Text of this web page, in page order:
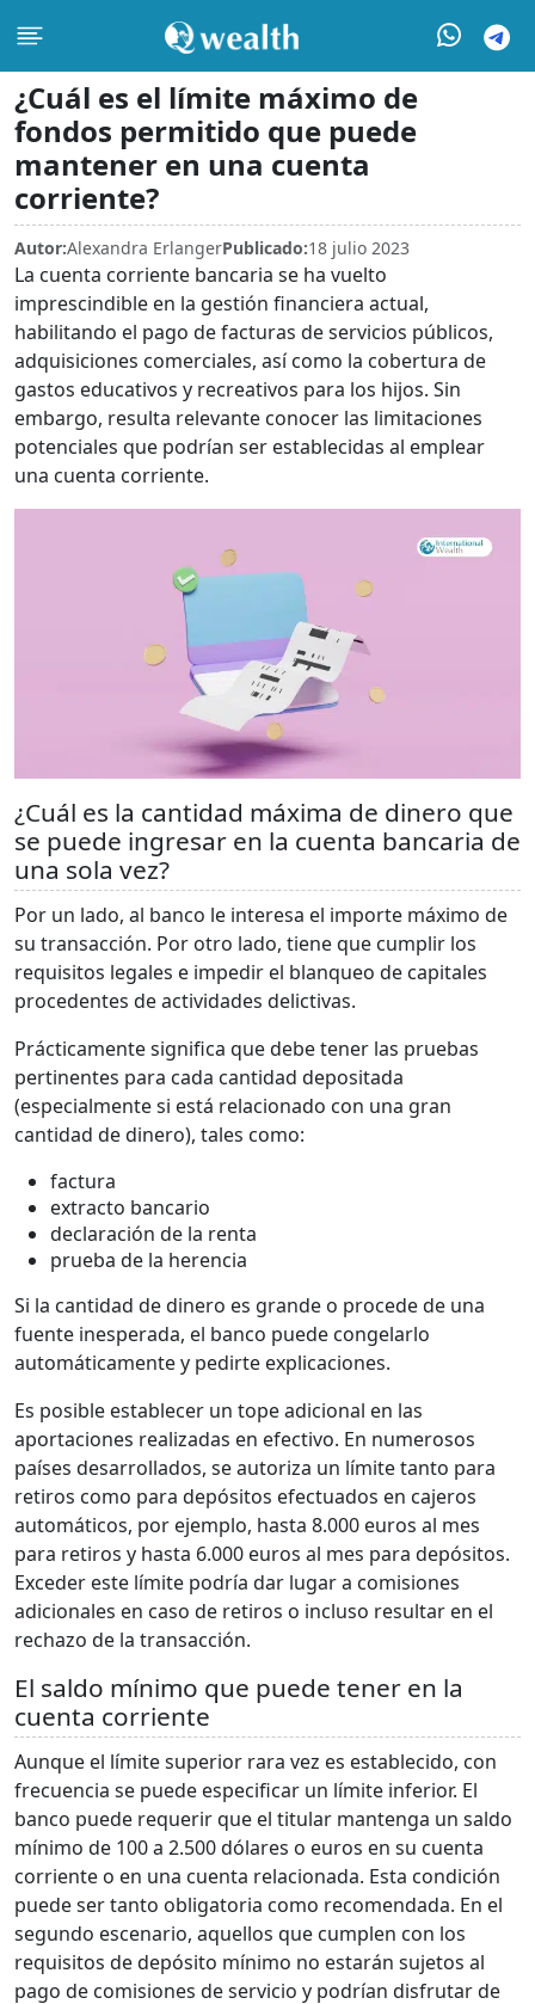
¿Cuál es el límite máximo de
fondos permitido que puede
mantener en una cuenta
corriente?
Autor:Alexandra ErlangerPublicado:18 julio 2023
La cuenta corriente bancaria se ha vuelto
imprescindible en la gestión financiera actual,
habilitando el pago de facturas de servicios públicos,
adquisiciones comerciales, así como la cobertura de
gastos educativos y recreativos para los hijos. Sin
embargo, resulta relevante conocer las limitaciones
potenciales que podrían ser establecidas al emplear
una cuenta corriente.
¿Cuál es la cantidad máxima de dinero que
se puede ingresar en la cuenta bancaria de
una sola vez?
Por un lado, al banco le interesa el importe máximo de
su transacción. Por otro lado, tiene que cumplir los
requisitos legales e impedir el blanqueo de capitales
procedentes de actividades delictivas.
Prácticamente significa que debe tener las pruebas
pertinentes para cada cantidad depositada
(especialmente si está relacionado con una gran
cantidad de dinero), tales como:
factura
extracto bancario
declaración de la renta
prueba de la herencia
Si la cantidad de dinero es grande o procede de una
fuente inesperada, el banco puede congelarlo
automáticamente y pedirte explicaciones.
Es posible establecer un tope adicional en las
aportaciones realizadas en efectivo. En numerosos
países desarrollados, se autoriza un límite tanto para
retiros como para depósitos efectuados en cajeros
automáticos, por ejemplo, hasta 8.000 euros al mes
para retiros y hasta 6.000 euros al mes para depósitos.
Exceder este límite podría dar lugar a comisiones
adicionales en caso de retiros o incluso resultar en el
rechazo de la transacción.
El saldo mínimo que puede tener en la
cuenta corriente
Aunque el límite superior rara vez es establecido, con
frecuencia se puede especificar un límite inferior. El
banco puede requerir que el titular mantenga un saldo
mínimo de 100 a 2.500 dólares o euros en su cuenta
corriente o en una cuenta relacionada. Esta condición
puede ser tanto obligatoria como recomendada. En el
segundo escenario, aquellos que cumplen con los
requisitos de depósito mínimo no estarán sujetos al
pago de comisiones de servicio y podrían disfrutar de